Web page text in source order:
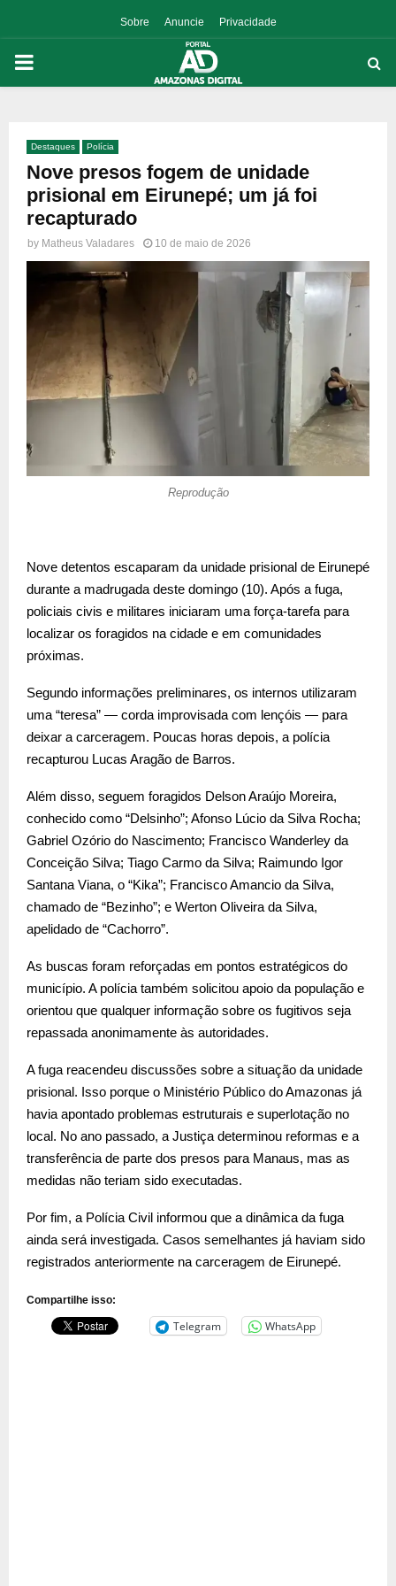
Sobre Anuncie Privacidade
PRIMARY
Destaques Polícia
Nove presos fogem de unidade
prisional em Eirunepé; um já foi
recapturado
by Matheus Valadares 10 de maio de 2026
Reprodução
Nove detentos escaparam da unidade prisional de Eirunepé
durante a madrugada deste domingo (10). Após a fuga,
policiais civis e militares iniciaram uma força-tarefa para
localizar os foragidos na cidade e em comunidades
próximas.
Segundo informações preliminares, os internos utilizaram
uma “teresa” — corda improvisada com lençóis — para
deixar a carceragem. Poucas horas depois, a polícia
recapturou Lucas Aragão de Barros.
Além disso, seguem foragidos Delson Araújo Moreira,
conhecido como “Delsinho”; Afonso Lúcio da Silva Rocha;
Gabriel Ozório do Nascimento; Francisco Wanderley da
Conceição Silva; Tiago Carmo da Silva; Raimundo Igor
Santana Viana, o “Kika”; Francisco Amancio da Silva,
chamado de “Bezinho”; e Werton Oliveira da Silva,
apelidado de “Cachorro”.
As buscas foram reforçadas em pontos estratégicos do
município. A polícia também solicitou apoio da população e
orientou que qualquer informação sobre os fugitivos seja
repassada anonimamente às autoridades.
A fuga reacendeu discussões sobre a situação da unidade
prisional. Isso porque o Ministério Público do Amazonas já
havia apontado problemas estruturais e superlotação no
local. No ano passado, a Justiça determinou reformas e a
transferência de parte dos presos para Manaus, mas as
medidas não teriam sido executadas.
Por fim, a Polícia Civil informou que a dinâmica da fuga
ainda será investigada. Casos semelhantes já haviam sido
registrados anteriormente na carceragem de Eirunepé.
Compartilhe isso:
Telegram WhatsApp